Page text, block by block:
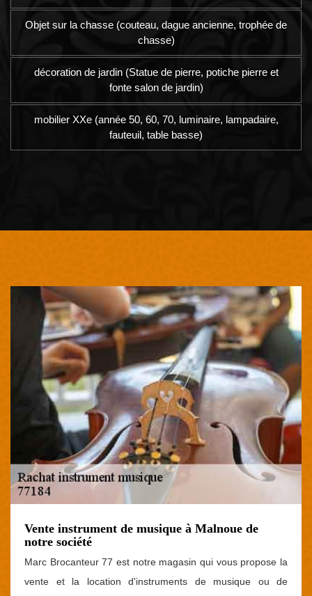
Objet sur la chasse (couteau, dague ancienne, trophée de
chasse)
décoration de jardin (Statue de pierre, potiche pierre et
fonte salon de jardin)
mobilier XXe (année 50, 60, 70, luminaire, lampadaire,
fauteuil, table basse)
Vente instrument de musique à Malnoue de
notre société
Marc Brocanteur 77 est notre magasin qui vous propose la
vente et la location d'instruments de musique ou de